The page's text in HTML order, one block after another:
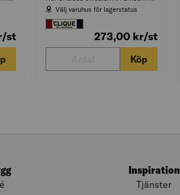
/st
Välj varuhus för lagerstatus
273,00 kr/st
Köp
Inspiration
Tjänster